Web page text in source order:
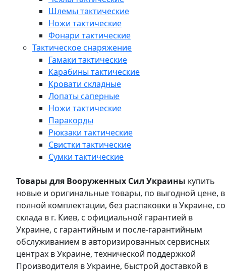
Шлемы тактические
Ножи тактические
Фонари тактические
Тактическое снаряжение
Гамаки тактические
Карабины тактические
Кровати складные
Лопаты саперные
Ножи тактические
Паракорды
Рюкзаки тактические
Свистки тактические
Сумки тактические
Товары для Вооруженных Сил Украины купить
новые и оригинальные товары, по выгодной цене, в
полной комплектации, без распаковки в Украине, со
склада в г. Киев, с официальной гарантией в
Украине, с гарантийным и после-гарантийным
обслуживанием в авторизированных сервисных
центрах в Украине, технической поддержкой
Производителя в Украине, быстрой доставкой в